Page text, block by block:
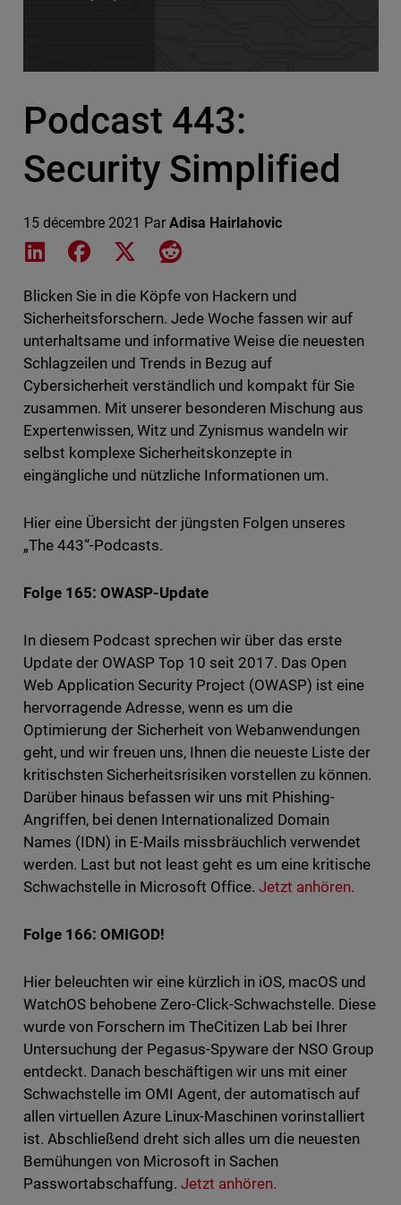
Podcast 443:
Security Simplified
15 décembre 2021 Par Adisa Hairlahovic
Share on LinkedIn
Share on Facebook
Share on XShare on Reddit
Blicken Sie in die Köpfe von Hackern und
Sicherheitsforschern. Jede Woche fassen wir auf
unterhaltsame und informative Weise die neuesten
Schlagzeilen und Trends in Bezug auf
Cybersicherheit verständlich und kompakt für Sie
zusammen. Mit unserer besonderen Mischung aus
Expertenwissen, Witz und Zynismus wandeln wir
selbst komplexe Sicherheitskonzepte in
eingängliche und nützliche Informationen um.
Hier eine Übersicht der jüngsten Folgen unseres
„The 443“-Podcasts.
Folge 165: OWASP-Update
In diesem Podcast sprechen wir über das erste
Update der OWASP Top 10 seit 2017. Das Open
Web Application Security Project (OWASP) ist eine
hervorragende Adresse, wenn es um die
Optimierung der Sicherheit von Webanwendungen
geht, und wir freuen uns, Ihnen die neueste Liste der
kritischsten Sicherheitsrisiken vorstellen zu können.
Darüber hinaus befassen wir uns mit Phishing-
Angriffen, bei denen Internationalized Domain
Names (IDN) in E-Mails missbräuchlich verwendet
werden. Last but not least geht es um eine kritische
Schwachstelle in Microsoft Office.Jetzt anhören.
Folge 166: OMIGOD!
Hier beleuchten wir eine kürzlich in iOS, macOS und
WatchOS behobene Zero-Click-Schwachstelle. Diese
wurde von Forschern im TheCitizen Lab bei Ihrer
Untersuchung der Pegasus-Spyware der NSO Group
entdeckt. Danach beschäftigen wir uns mit einer
Schwachstelle im OMI Agent, der automatisch auf
allen virtuellen Azure Linux-Maschinen vorinstalliert
ist. Abschließend dreht sich alles um die neuesten
Bemühungen von Microsoft in Sachen
Passwortabschaffung. Jetzt anhören.